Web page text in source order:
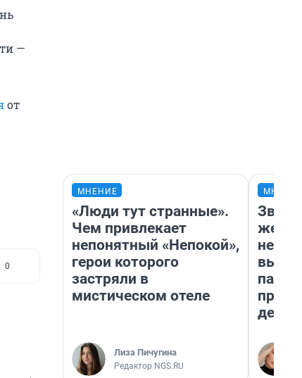
—
от
0
МНЕНИЕ
«Люди тут странные».
Чем привлекает
непонятный «Непокой»,
герои которого
застряли в
мистическом отеле
Лиза Пичугина
Редактор NGS.RU
день